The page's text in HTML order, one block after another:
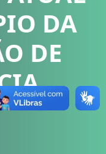
DA
DE